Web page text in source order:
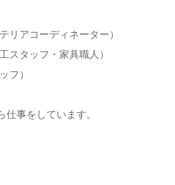
リアコーディネーター）
スタッフ・家具職人）
フ）
事をしています。